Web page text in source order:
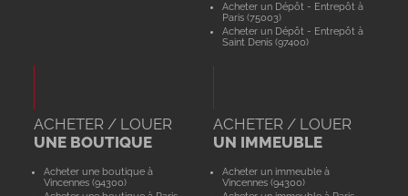
Acheter un Dépôt - Entrepôt à
Paris (75003)
Acheter un Dépôt - Entrepôt à
Saint Denis (97400)
ACHETER / LOUER
UNE BOUTIQUE
Acheter une boutique à
Vincennes (94300)
ACHETER / LOUER
UN IMMEUBLE
Acheter un immeuble à
Vincennes (94300)